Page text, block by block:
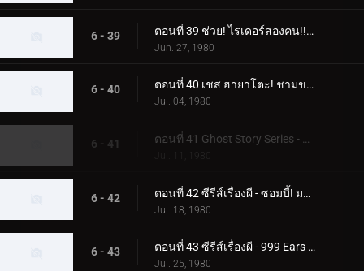
6 - 39 ตอนที่ 39 ช่วย! ไรเดอร์สองคน!! แม่กลายเป็นปีศาจ
Jun. 27, 1980
6 - 40 ตอนที่ 40 เชส ฮายาโตะ! ชามของกัปปะบินผ่านท้องฟ้า
Jul. 04, 1980
6 - 41
Jul. 11, 1980
6 - 42 ตอนที่ 42 ซีรีส์เรื่องผี - ซอมบี้! มอนสเตอร์ฟื้นคืนชีพแล้ว
Jul. 18, 1980
6 - 43 ตอนที่ 43 ซีรีส์เรื่องผี - 999 Ears ของ Earless Yoshikazu
Jul. 25, 1980